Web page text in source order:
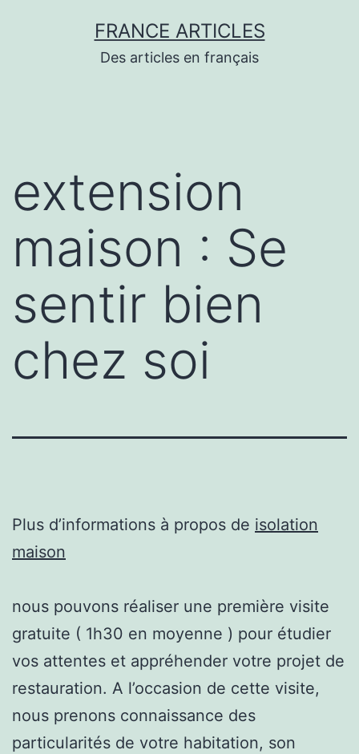
FRANCE ARTICLES
Des articles en français
extension
maison : Se
sentir bien
chez soi
Plus d’informations à propos de isolation
maison
nous pouvons réaliser une première visite
gratuite ( 1h30 en moyenne ) pour étudier
vos attentes et appréhender votre projet de
restauration. A l’occasion de cette visite,
nous prenons connaissance des
particularités de votre habitation, son